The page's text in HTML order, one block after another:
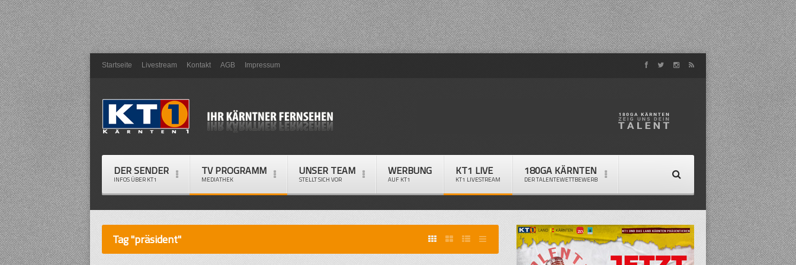
Startseite Livestream Kontakt AGB Impressum
DER SENDER
INFOS ÜBER KT1
TV PROGRAMM
MEDIATHEK
UNSER TEAM
STELLT SICH VOR
WERBUNG
AUF KT1
KT1 LIVE
KT1 LIVESTREAM
180GA KÄRNTEN
DER TALENTEWETTBEWERB
Tag "präsident"